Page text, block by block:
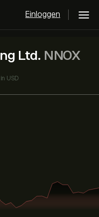
Einloggen
Ltd. NNOX
in USD